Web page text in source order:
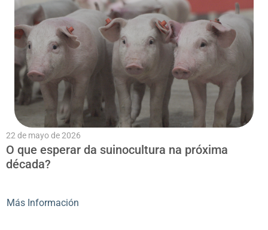
22 de mayo de 2026
O que esperar da suinocultura na próxima
década?
Más Información